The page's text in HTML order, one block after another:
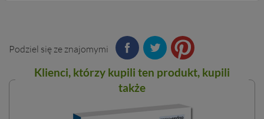
Podziel się ze znajomymi
Klienci, którzy kupili ten produkt, kupili
także